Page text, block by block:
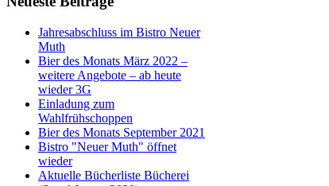
Jahresabschluss im Bistro Neuer
Muth
Bier des Monats März 2022 –
weitere Angebote – ab heute
wieder 3G
Einladung zum
Wahlfrühschoppen
Bier des Monats September 2021
Bistro "Neuer Muth" öffnet
wieder
Aktuelle Bücherliste Bücherei